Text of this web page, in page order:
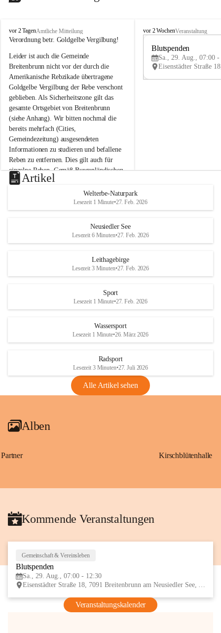
B
r
i
t
e
n
b
r
u
n
n
a
m
N
e
u
s
d
S
vor 2 TagenAmtliche Mitteilung
Verordnung betr. Goldgelbe Vergilbung!
Leider ist auch die Gemeinde
Breitenbrunn nicht vor der durch die
Amerikanische Rebzikade übertragene
Goldgelbe Vergilbung der Rebe verschont
geblieben. Als Sicherheitszone gilt das
gesamte Ortsgebiet von Breitenbrunn
(siehe Anhang). Wir bitten nochmal die
bereits mehrfach (Cities,
Gemeindezeitung) ausgesendeten
Informationen zu studieren und befallene
Reben zu entfernen. Dies gilt auch für
einzelne Reben. Gemäß Burgenländischen
Weinbaugesetz sind nicht gepflegte oder
unzulässige Weingärten zu roden! Bitte
helfen wir zusammen um unsere Winzer
vor den prognostizierten Ernteausfällen
und den daraus folgenden wirtschaftlichen
Maßnahmen zur Bekämpfung
Rebe und der Amerikanischen
Anhang VBl. EU Nr. 18
1 Seite•1,4 MB
VBl. EU Nr. 18_2026
B
e
u
e
d
r
S
vor 2 WochenVeranstaltung
Blutspenden
Sa., 29. Aug., 07:00 -
Artikel
Welterbe-Naturpark
Lesezeit 1 Minute•27. Feb. 2026
Neusiedler See
Lesezeit 6 Minuten•27. Feb. 2026
Leithagebirge
Lesezeit 3 Minuten•27. Feb. 2026
Sport
Lesezeit 1 Minute•27. Feb. 2026
Wassersport
Lesezeit 1 Minute•26. März 2026
Radsport
Lesezeit 3 Minuten•27. Juli 2026
Alle Artikel sehen
Alben
Partner Kirschblütenhalle
Kommende Veranstaltungen
Gemeinschaft & Vereinsleben
Blutspenden
Sa., 29. Aug., 07:00 - 12:30
Eisenstädter Straße 18, 7091 Breitenbrunn am Neusiedler See, AUT
Veranstaltungskalender